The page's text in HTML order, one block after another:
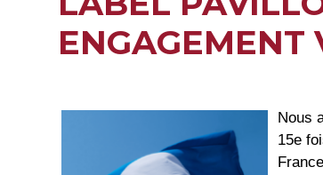
ENGAGEMENT
Nous
15e